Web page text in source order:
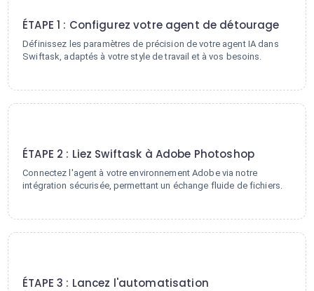
ÉTAPE 1 : Configurez votre agent de détourage
Définissez les paramètres de précision de votre agent IA dans
Swiftask, adaptés à votre style de travail et à vos besoins.
ÉTAPE 2 : Liez Swiftask à Adobe Photoshop
Connectez l'agent à votre environnement Adobe via notre
intégration sécurisée, permettant un échange fluide de fichiers.
ÉTAPE 3 : Lancez l'automatisation